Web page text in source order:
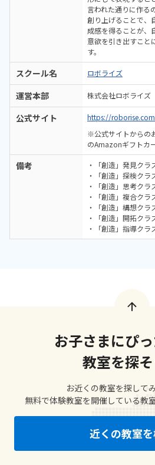
言われた通りに作る
創り上げることで、
成感を得ることが、
意欲を引き出すこと
す。
スクール名 ロボライズ
運営本部 株式会社ロボライズ
公式サイト
https://
※公式サイトからの
のAmazonギフトカ
備考
・「創造」発見クラ
・「創造」探検クラ
・「創造」思考クラ
・「創造」複合クラ
・「創造」構想クラ
・「創造」開拓クラ
・「創造」指導クラ
お子さまにぴ
教室を探そ
お近くの教室を探して
無料で体験教室を開催している教
近くの教室